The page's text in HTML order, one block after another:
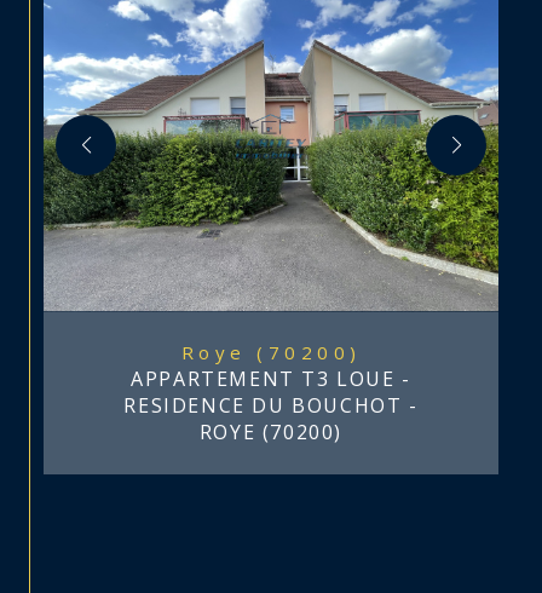
Roye (70200)
APPARTEMENT T3 LOUE -
RESIDENCE DU BOUCHOT -
ROYE (70200)